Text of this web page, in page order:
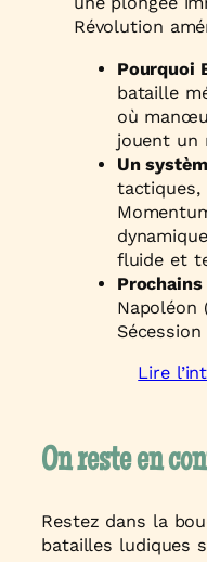
Révolution
Pourquoi
bataille
où
jouent un
Un
tactiques,
fluide et
Napoléon
Lire
On reste en
Restez dans la
batailles ludiques